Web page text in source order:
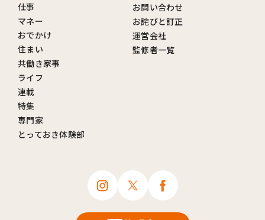
仕事
マネー
おでかけ
住まい
共働き家事
ライフ
連載
特集
専門家
とっておき体験部
お問い合わせ
お詫びと訂正
運営会社
監修者一覧